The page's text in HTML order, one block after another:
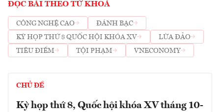
ĐỌC BÀI THEO TỪ KHOÁ
CÔNG NGHỆ CAO
ĐÁNH BẠC
KỲ HỌP THỨ 8 QUỐC HỘI KHÓA XV
LỪA ĐẢO
TIÊU ĐIỂM
TỘI PHẠM VNECONOMY
CHỦ ĐỀ
Kỳ họp thứ 8, Quốc hội khóa XV tháng 10-